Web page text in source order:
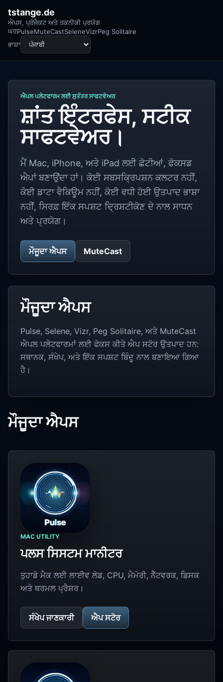
tstange.de
ਐਪਸ, ਪ੍ਰੋਜੈਕਟ ਅਤੇ ਤਕਨੀਕੀ ਪ੍ਰਯੋਗ
ਘਰPulseMuteCastSeleneVizrPeg Solitaire
ਭਾਸ਼ਾ
ਐਪਲ ਪਲੇਟਫਾਰਮ ਲਈ ਸੁਤੰਤਰ ਸਾਫਟਵੇਅਰ
ਸ਼ਾਂਤ ਇੰਟਰਫੇਸ, ਸਟੀਕ
ਸਾਫਟਵੇਅਰ।
ਮੈਂ Mac, iPhone, ਅਤੇ iPad ਲਈ ਛੋਟੀਆਂ, ਫੋਕਸਡ
ਐਪਾਂ ਬਣਾਉਂਦਾ ਹਾਂ। ਕੋਈ ਸਬਸਕ੍ਰਿਪਸ਼ਨ ਕਲਟਰ ਨਹੀਂ,
ਕੋਈ ਡਾਟਾ ਵੈਕਿਊਮ ਨਹੀਂ, ਕੋਈ ਵਧੀ ਹੋਈ ਉਤਪਾਦ ਭਾਸ਼ਾ
ਨਹੀਂ, ਸਿਰਫ਼ ਇੱਕ ਸਪਸ਼ਟ ਦ੍ਰਿਸ਼ਟੀਕੋਣ ਦੇ ਨਾਲ ਸਾਧਨ
ਅਤੇ ਪ੍ਰਯੋਗ।
ਮੌਜੂਦਾ ਐਪਸ MuteCast
ਮੌਜੂਦਾ ਐਪਸ
Pulse, Selene, Vizr, Peg Solitaire, ਅਤੇ MuteCast
ਐਪਲ ਪਲੇਟਫਾਰਮਾਂ ਲਈ ਫੋਕਸ ਕੀਤੇ ਐਪ ਸਟੋਰ ਉਤਪਾਦ ਹਨ:
ਸਥਾਨਕ, ਸੰਖੇਪ, ਅਤੇ ਇੱਕ ਸਪਸ਼ਟ ਬਿੰਦੂ ਨਾਲ ਬਣਾਇਆ ਗਿਆ
ਹੈ।
ਮੌਜੂਦਾ ਐਪਸ
MAC UTILITY
ਪਲਸ ਸਿਸਟਮ ਮਾਨੀਟਰ
ਤੁਹਾਡੇ ਮੈਕ ਲਈ ਲਾਈਵ ਲੋਡ, CPU, ਮੈਮੋਰੀ, ਨੈੱਟਵਰਕ, ਡਿਸਕ
ਅਤੇ ਥਰਮਲ ਪ੍ਰੈਸ਼ਰ।
ਸੰਖੇਪ ਜਾਣਕਾਰੀ ਐਪ ਸਟੋਰ